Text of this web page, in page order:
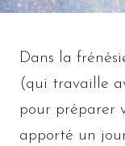
Dans la
(qui travaille
pour préparer
apporté un